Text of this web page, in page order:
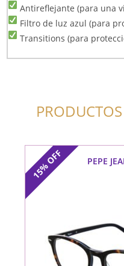
Antireflejante (para una
Filtro de luz azul (para
Transitions (para
15%
OFF PEPE